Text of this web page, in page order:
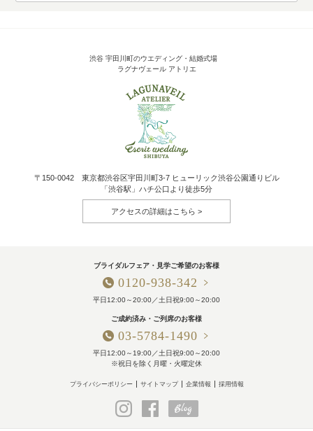
渋谷 宇田川町のウエディング・結婚式場
ラグナヴェール アトリエ
〒150-0042 東京都渋谷区宇田川町3-7 ヒューリック渋谷公園通りビル
「渋谷駅」ハチ公口より徒歩5分
アクセスの詳細はこちら
ブライダルフェア・見学ご希望のお客様
0120-938-342
平日12:00～20:00／土日祝9:00～20:00
ご成約済み・ご列席のお客様
03-5784-1490
平日12:00～19:00／土日祝9:00～20:00
※祝日を除く月曜・火曜定休
プライバシーポリシー サイトマップ 企業情報 採用情報